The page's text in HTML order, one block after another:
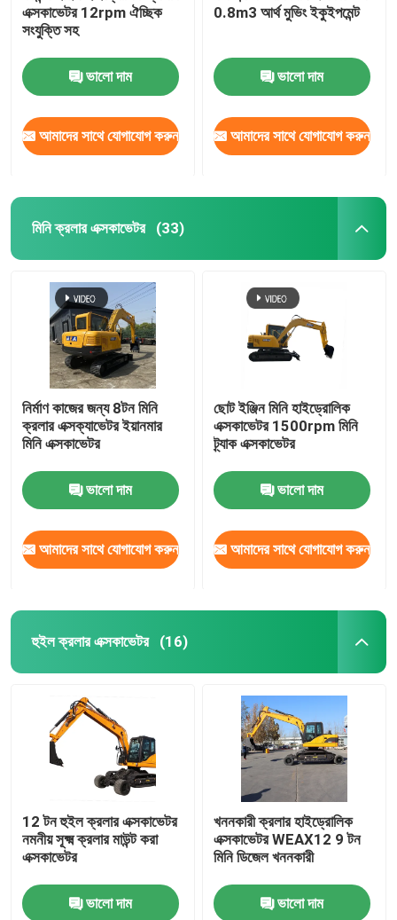
এক্সকাভেটর 12rpm ঐচ্ছিক
সংযুক্তি সহ
ভালো দাম
আমাদের সাথে যোগাযোগ করুন
0.8m3 আর্থ মুভিং ইকুইপমেন্ট
ভালো দাম
আমাদের সাথে যোগাযোগ করুন
মিনি ক্রলার এক্সকাভেটর (33)
নির্মাণ কাজের জন্য 8টন মিনি
ক্রলার এক্সক্যাভেটর ইয়ানমার
মিনি এক্সকাভেটর
ভালো দাম
আমাদের সাথে যোগাযোগ করুন
ছোট ইঞ্জিন মিনি হাইড্রোলিক
এক্সকাভেটর 1500rpm মিনি
ট্র্যাক এক্সকাভেটর
ভালো দাম
আমাদের সাথে যোগাযোগ করুন
হুইল ক্রলার এক্সকাভেটর (16)
12 টন হুইল ক্রলার এক্সকাভেটর
নমনীয় সূক্ষ্ম ক্রলার মাউন্ট করা
এক্সকাভেটর
ভালো দাম
খননকারী ক্রলার হাইড্রোলিক
এক্সকাভেটর WEAX12 9 টন
মিনি ডিজেল খননকারী
ভালো দাম